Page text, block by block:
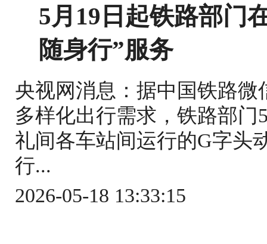
5月19日起铁路部门
随身行”服务
央视网消息：据中国铁路
多样化出行需求，铁路部门
礼间各车站间运行的G字头
行...
2026-05-18 13:33:15